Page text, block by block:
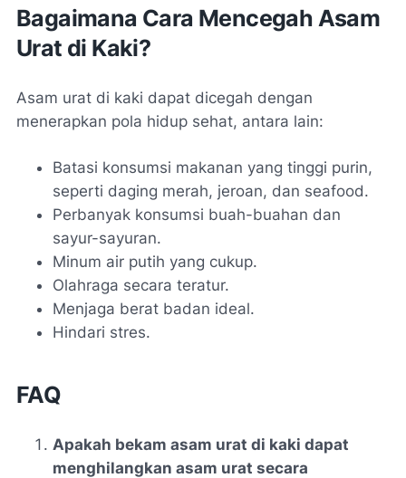
Bagaimana Cara Mencegah Asam
Urat di Kaki?
Asam urat di kaki dapat dicegah dengan
menerapkan pola hidup sehat, antara lain:
Batasi konsumsi makanan yang tinggi purin,
seperti daging merah, jeroan, dan seafood.
Perbanyak konsumsi buah-buahan dan
sayur-sayuran.
Minum air putih yang cukup.
Olahraga secara teratur.
Menjaga berat badan ideal.
Hindari stres.
FAQ
Apakah bekam asam urat di kaki dapat
menghilangkan asam urat secara